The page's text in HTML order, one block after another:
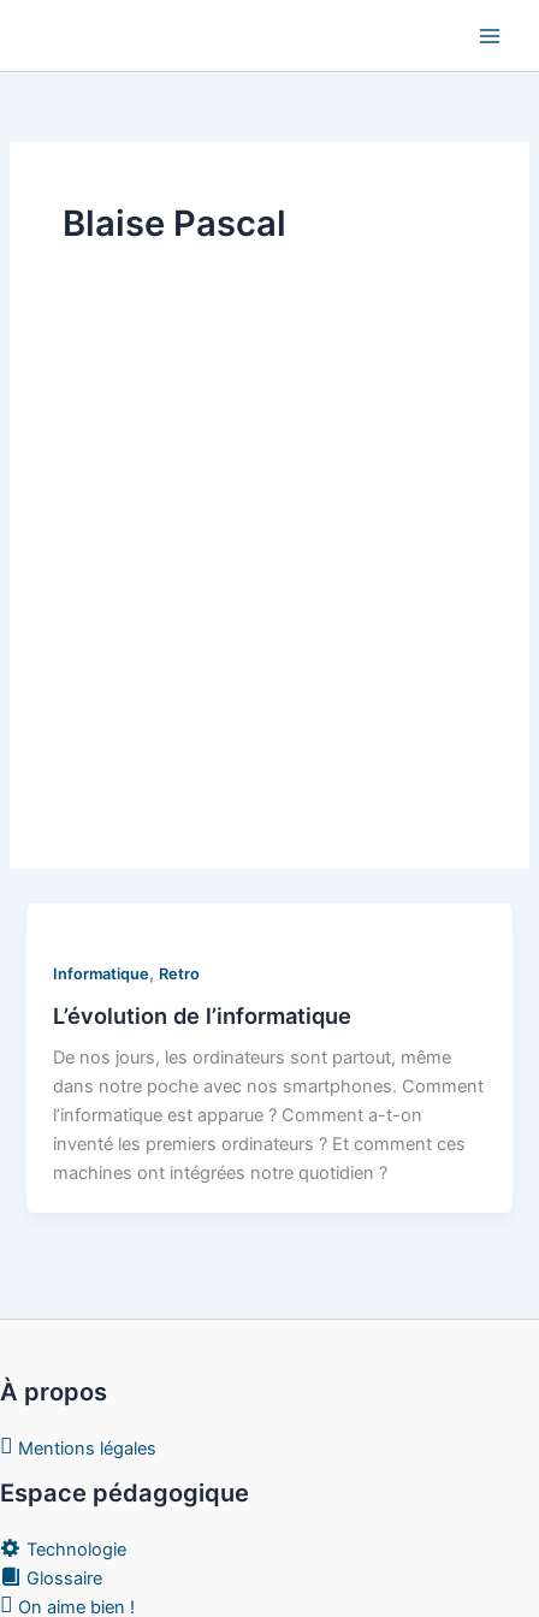
contenu
Blaise Pascal
Informatique, Retro
L’évolution de l’informatique
De nos jours, les ordinateurs sont partout, même
dans notre poche avec nos smartphones. Comment
l’informatique est apparue ? Comment a-t-on
inventé les premiers ordinateurs ? Et comment ces
machines ont intégrées notre quotidien ?
À propos
Mentions légales
Espace pédagogique
Technologie
Glossaire
On aime bien !